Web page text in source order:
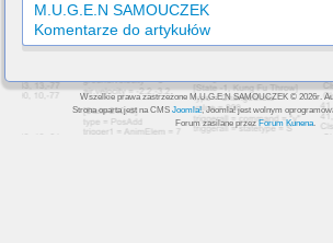
M.U.G.E.N SAMOUCZEK
Komentarze do artykułów
Wszelkie prawa zastrzeżone M.U.G.E.N SAMOUCZEK © 2026r.
Strona oparta jest na CMS Joomla!, Joomla! jest wolnym
Forum zasilane przez Forum Kunena.